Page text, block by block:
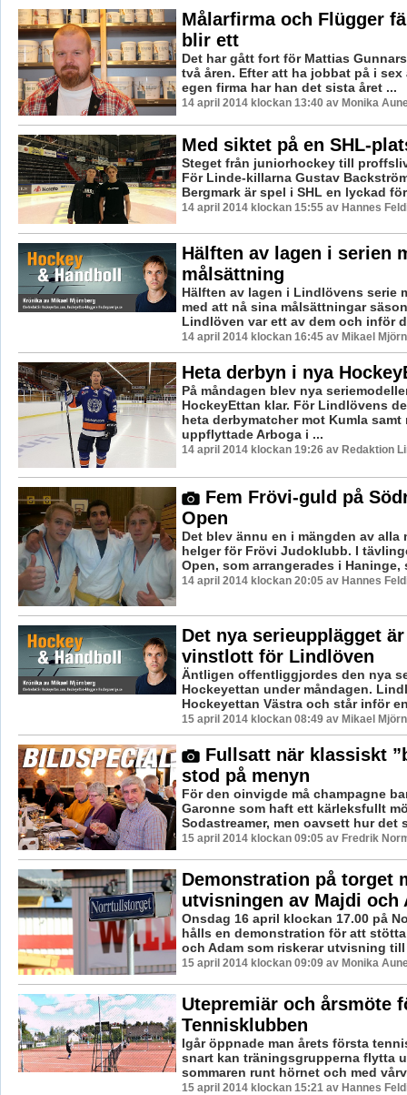
Målarfirma och Flügger
blir ett
Det har gått fort för Mattias
två åren. Efter att ha jobbat på i sex
egen firma har han det sista året ...
14 april 2014 klockan 13:40 av Monika
Med siktet på en SHL-
Steget från juniorhockey till
För Linde-killarna Gustav
Bergmark är spel i SHL en lyckad
14 april 2014 klockan 15:55 av Hannes
Hälften av lagen i serien
målsättning
Hälften av lagen i Lindlövens serie
med att nå sina målsättningar
Lindlöven var ett av dem och inför
14 april 2014 klockan 16:45 av Mikael
Heta derbyn i nya
På måndagen blev nya
HockeyEttan klar. För Lindlövens
heta derbymatcher mot Kumla samt
uppflyttade Arboga i ...
14 april 2014 klockan 19:26 av Redaktion
Fem Frövi-guld på
Open
Det blev ännu en i mängden av alla
helger för Frövi Judoklubb. I
Open, som arrangerades i Haninge,
14 april 2014 klockan 20:05 av Hannes
Det nya serieupplägget
vinstlott för Lindlöven
Äntligen offentliggjordes den nya
Hockeyettan under måndagen.
Hockeyettan Västra och står inför
15 april 2014 klockan 08:49 av Mikael
Fullsatt när klassiskt
stod på menyn
För den oinvigde må champagne
Garonne som haft ett kärleksfullt
Sodastreamer, men oavsett hur det
15 april 2014 klockan 09:05 av Fredrik
Demonstration på torget
utvisningen av Majdi och
Onsdag 16 april klockan 17.00 på
hålls en demonstration för att
och Adam som riskerar utvisning till
15 april 2014 klockan 09:09 av Monika
Utepremiär och årsmöte
Tennisklubben
Igår öppnade man årets första
snart kan träningsgrupperna flytta
sommaren runt hörnet och med
15 april 2014 klockan 15:21 av Hannes